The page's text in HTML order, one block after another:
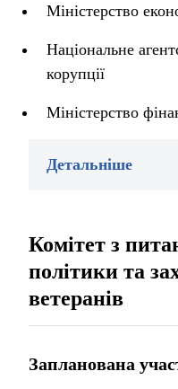
Міністерство
Національне
корупції
Міністерство
Детальніше
Комітет з
політики та
ветеранів
Запланована